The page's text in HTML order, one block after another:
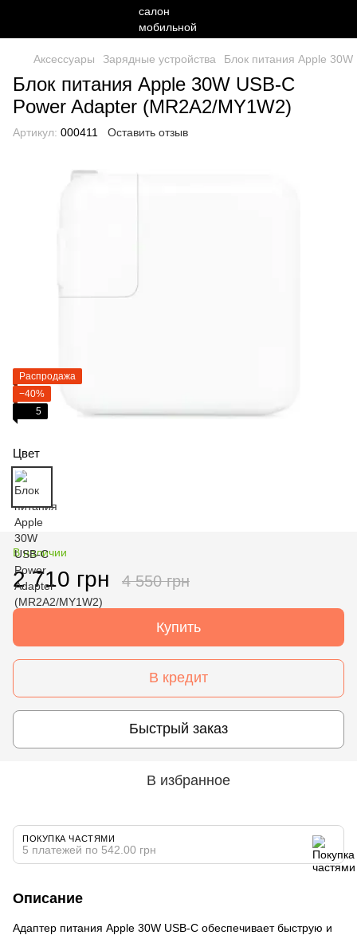
Аксессуары Зарядные устройства Блок питания Apple
Блок питания Apple 30W USB-C
Power Adapter (MR2A2/MY1W2)
Артикул: 000411 Оставить отзыв
Распродажа
−40%
5
Цвет
В наличии
2 710 грн 4 550 грн
Купить
В кредит
Быстрый заказ
В избранное
ПОКУПКА ЧАСТЯМИ
5 платежей по 542.00 грн
Описание
Адаптер питания Apple 30W USB-C обеспечивает быструю и